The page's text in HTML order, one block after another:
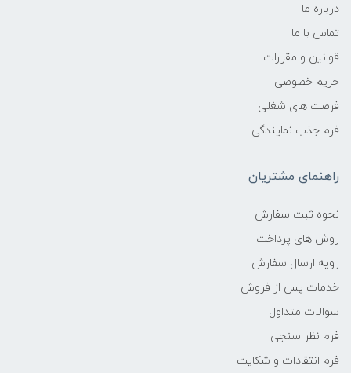
درباره ما
تماس با ما
قوانین و مقررات
حریم خصوصی
فرصت های شغلی
فرم جذب نمایندگی
راهنمای مشتریان
نحوه ثبت سفارش
روش های پرداخت
رویه ارسال سفارش
خدمات پس از فروش
سوالات متداول
فرم نظر سنجی
فرم انتقادات و شکایت